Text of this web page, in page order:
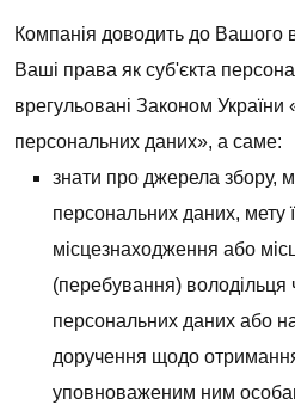
Компанія доводить до Вашого
Ваші права як суб'єкта
врегульовані Законом України
персональних даних», а саме:
знати про джерела збору,
персональних даних, мету
місцезнаходження або
(перебування) володільця
персональних даних або
доручення щодо отримання
уповноваженим ним